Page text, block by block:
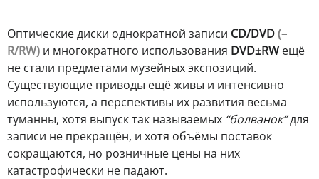
Оптические диски однократной записи CD/DVD(–
R/RW) и многократного использования DVD±RWещё
не стали предметами музейных экспозиций.
Существующие приводы ещё живы и интенсивно
используются, а перспективы их развития весьма
туманны, хотя выпуск так называемых “болванок”для
записи не прекращён, и хотя объёмы поставок
сокращаются, но розничные цены на них
катастрофически не падают.